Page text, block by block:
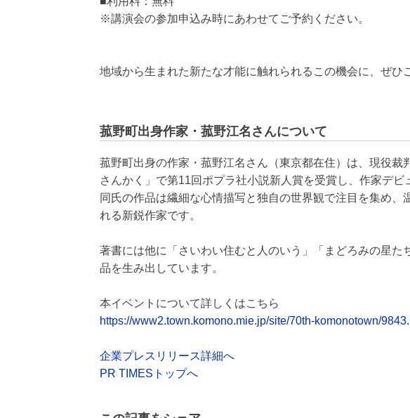
※講演会の参加申込み時にあわせてご予約ください。
地域から生まれた新たな才能に触れられるこの機会に、ぜひ
菰野町出身作家・菰野江名さんについて
菰野町出身の作家・菰野江名さん（東京都在住）は、現役裁
さんかく」で第11回ポプラ社小説新人賞を受賞し、作家デビ
同氏の作品は繊細な心情描写と独自の世界観で注目を集め、
れる新鋭作家です。
著書には他に「さいわい住むと人のいう」「まどろみの星た
品を生み出しています。
本イベントについて詳しくはこちら
https://www2.town.komono.mie.jp/site/70th-komonotown/
企業プレスリリース詳細へ
PR TIMESトップへ